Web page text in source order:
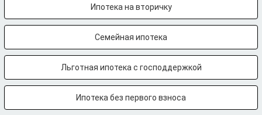
Ипотека на вторичку
Семейная ипотека
Льготная ипотека с господдержкой
Ипотека без первого взноса